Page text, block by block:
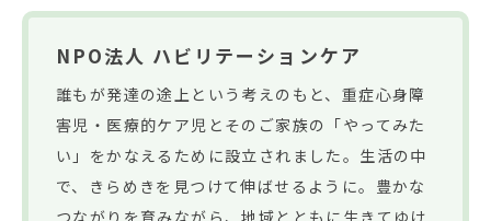
NPO法人 ハビリテーションケア
誰もが発達の途上という考えのもと、重症心身障
害児・医療的ケア児とそのご家族の「やってみた
い」をかなえるために設立されました。生活の中
で、きらめきを見つけて伸ばせるように。豊かな
つながりを育みながら、地域とともに生きてゆけ